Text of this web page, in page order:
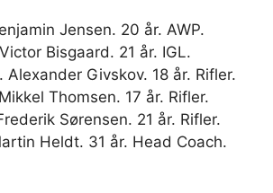
Jensen. 20 år. AWP.
Bisgaard. 21 år. IGL.
Alexander Givskov. 18 år. Rifler.
Thomsen. 17 år. Rifler.
Sørensen. 21 år. Rifler.
Heldt. 31 år. Head Coach.